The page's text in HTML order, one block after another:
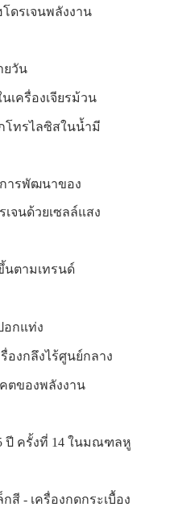
ดรเจนพลังงาน
ยวัน
เครื่องเจียรม้วน
โทรไลซิสในน้ำมี
ารพัฒนาของ
จนด้วยเซลล์แสง
นตามเทรนด์
อกแท่ง
องกลึงไร้ศูนย์กลาง
ตของพลังงาน
ปี ครั้งที่ 14 ในมณฑลหู
สี - เครื่องกดกระเบื้อง